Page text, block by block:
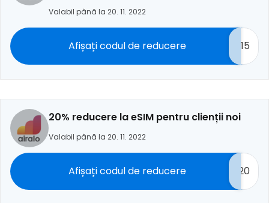
Valabil până la 20. 11. 2022
Afișați codul de reducere 15
20% reducere la eSIM pentru clienții noi
Valabil până la 20. 11. 2022
Afișați codul de reducere 20